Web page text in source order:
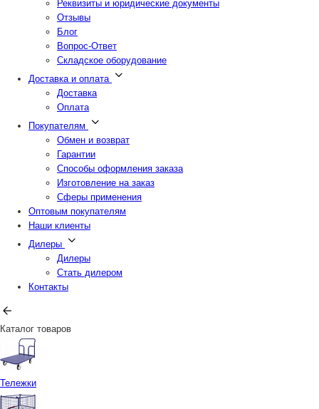
Реквизиты и юридические документы
Отзывы
Блог
Вопрос-Ответ
Складское оборудование
Доставка и оплата
Доставка
Оплата
Покупателям
Обмен и возврат
Гарантии
Способы оформления заказа
Изготовление на заказ
Сферы применения
Оптовым покупателям
Наши клиенты
Дилеры
Дилеры
Стать дилером
Контакты
Каталог товаров
Тележки